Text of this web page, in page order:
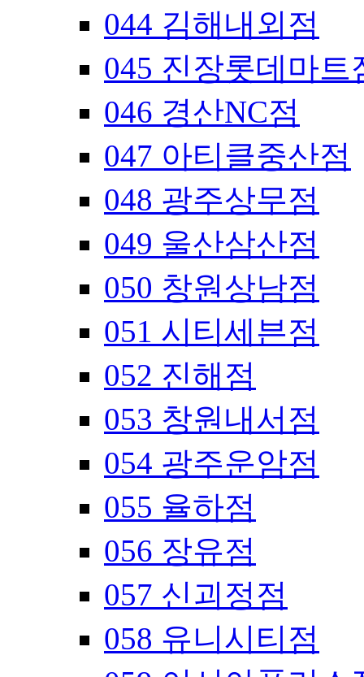
044 김해내외점
045 진장롯데마트
046 경산NC점
047 아티클중산점
048 광주상무점
049 울산삼산점
050 창원상남점
051 시티세븐점
052 진해점
053 창원내서점
054 광주운암점
055 율하점
056 장유점
057 신괴정점
058 유니시티점